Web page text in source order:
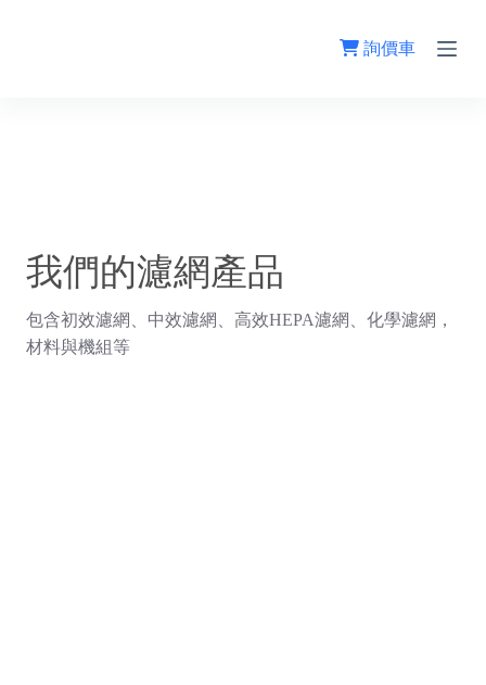
詢價車
我們的濾網產品
包含初效濾網、中效濾網、高效HEPA濾網、化學濾網，
材料與機組等